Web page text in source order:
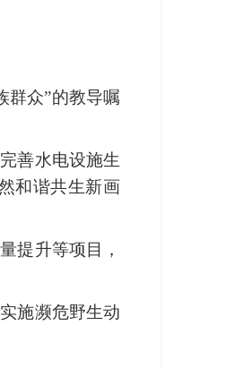
群众”的教导嘱
善水电设施生
和谐共生新画
提升等项目，
施濒危野生动